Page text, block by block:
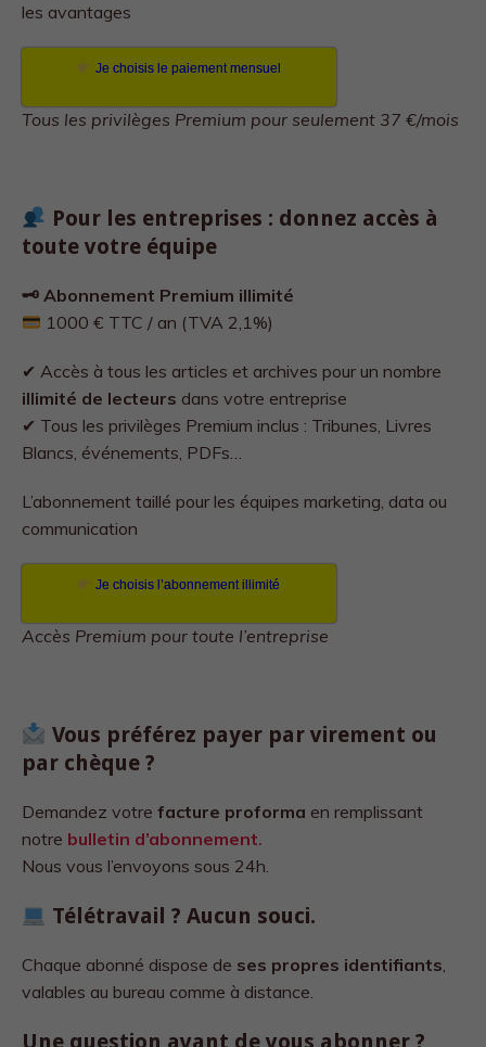
les avantages
Je choisis le paiement mensuel
Tous les privilèges Premium pour seulement 37 €/mois
Pour les entreprises : donnez accès à
toute votre équipe
🗝 Abonnement Premium illimité
1000 € TTC / an (TVA 2,1%)
✔ Accès à tous les articles et archives pour un nombre
illimité de lecteurs dans votre entreprise
✔ Tous les privilèges Premium inclus : Tribunes, Livres
Blancs, événements, PDFs…
L’abonnement taillé pour les équipes marketing, data ou
communication
Je choisis l’abonnement illimité
Accès Premium pour toute l’entreprise
Vous préférez payer par virement ou
par chèque ?
Demandez votre facture proforma en remplissant
notre bulletin d’abonnement.
Nous vous l’envoyons sous 24h.
Télétravail ? Aucun souci.
Chaque abonné dispose de ses propres identifiants,
valables au bureau comme à distance.
Une question avant de vous abonner ?